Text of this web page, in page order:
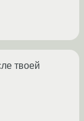
твоей